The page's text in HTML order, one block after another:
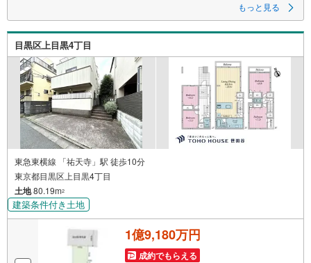
もっと見る
目黒区上目黒4丁目
東急東横線 「祐天寺」駅 徒歩10分
東京都目黒区上目黒4丁目
土地80.19m2
建築条件付き土地
1億9,180万円
成約でもらえる